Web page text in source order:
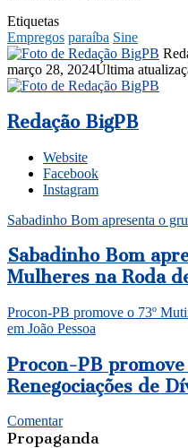
Etiquetas
Empregos paraíba Sine
março 28, 2024Última
Redação BigPB
Website
Facebook
Instagram
Sabadinho Bom apresenta o
Sabadinho Bom
Mulheres na Roda
Procon-PB promove o 73º
em João Pessoa
Procon-PB
Renegociações de
Comentar
Propaganda